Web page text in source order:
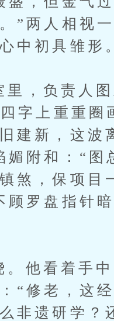
”两人相视
中初具雏形。
，负责人图
字上重重圈
建新，这波
附和：“图
煞，保项目
罗盘指针
他看着手中
“修老，这
非遗研学？